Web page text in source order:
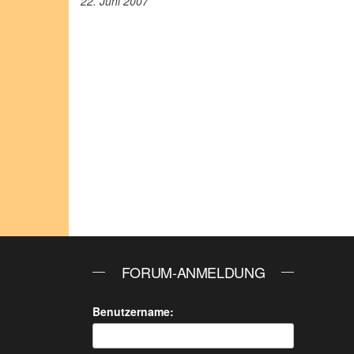
FORUM-ANMELDUNG
Benutzername: